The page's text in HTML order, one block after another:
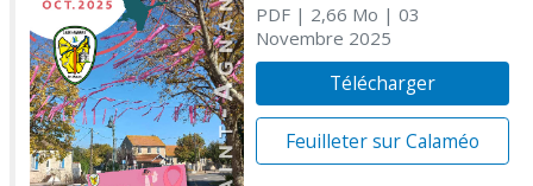
PDF| 2,66 Mo | 03
Novembre 2025
Télécharger
Feuilleter sur Calaméo